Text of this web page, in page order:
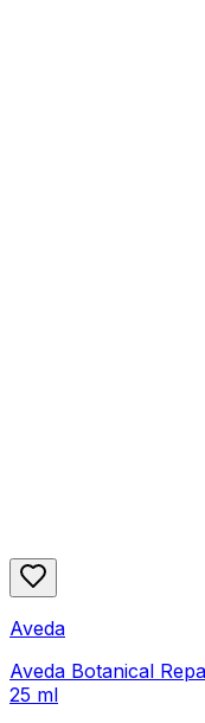
Aveda
Aveda Botanical
25 ml